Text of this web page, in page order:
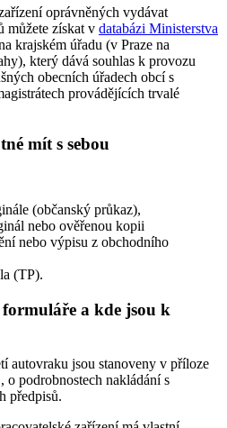
oprávněných vydávat
můžete získat v databázi Ministerstva
krajském úřadu (v Praze na
který dává souhlas k provozu
obecních úřadech obcí s
provádějících trvalé
mít s sebou
(občanský průkaz),
nebo ověřenou kopii
nebo výpisu z obchodního
(TP).
a kde jsou k
autovraku jsou stanoveny v příloze
podrobnostech nakládání s
předpisů.